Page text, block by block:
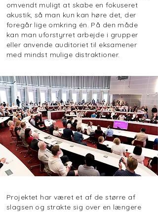
omvendt muligt at skabe en fokuseret
akustik, så man kun kan høre det, der
foregår lige omkring én. På den måde
kan man uforstyrret arbejde i grupper
eller anvende auditoriet til eksamener
med mindst mulige distraktioner.
Projektet har været et af de større af
slagsen og strakte sig over en længere